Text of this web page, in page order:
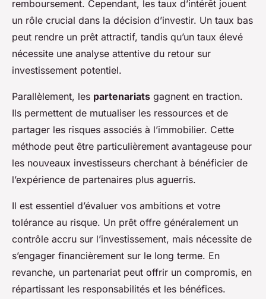
remboursement. Cependant, les taux d’intérêt jouent
un rôle crucial dans la décision d’investir. Un taux bas
peut rendre un prêt attractif, tandis qu’un taux élevé
nécessite une analyse attentive du retour sur
investissement potentiel.
Parallèlement, les partenariats gagnent en traction.
Ils permettent de mutualiser les ressources et de
partager les risques associés à l’immobilier. Cette
méthode peut être particulièrement avantageuse pour
les nouveaux investisseurs cherchant à bénéficier de
l’expérience de partenaires plus aguerris.
Il est essentiel d’évaluer vos ambitions et votre
tolérance au risque. Un prêt offre généralement un
contrôle accru sur l’investissement, mais nécessite de
s’engager financièrement sur le long terme. En
revanche, un partenariat peut offrir un compromis, en
répartissant les responsabilités et les bénéfices.